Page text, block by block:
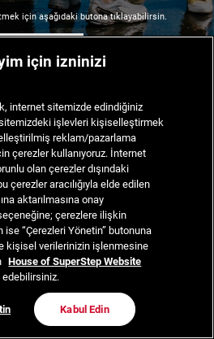
için aşağıdaki butona tıklayabilirsin.
için izninizi
internet sitemizde edindiğiniz
işlevleri kişiselleştirmek
reklam/pazarlama
çerezler kullanıyoruz. İnternet
olan çerezler dışındaki
çerezler aracılığıyla elde edilen
aktarılmasına onay
çerezlere ilişkin
“Çerezleri Yönetin” butonuna
kişisel verilerinizin işlenmesine
House of SuperStep Website
edebilirsiniz.
Kabul Edin